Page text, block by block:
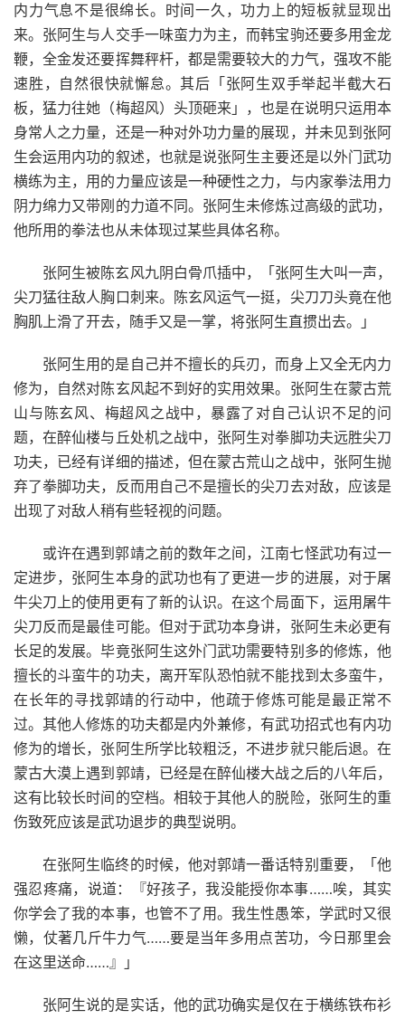
内力气息不是很绵长。时间一久，功力上的短板就显现出
来。张阿生与人交手一味蛮力为主，而韩宝驹还要多用金龙
鞭，全金发还要挥舞秤杆，都是需要较大的力气，强攻不能
速胜，自然很快就懈怠。其后「张阿生双手举起半截大石
板，猛力往她（梅超风）头顶砸来」，也是在说明只运用本
身常人之力量，还是一种对外功力量的展现，并未见到张阿
生会运用内功的叙述，也就是说张阿生主要还是以外门武功
横练为主，用的力量应该是一种硬性之力，与内家拳法用力
阴力绵力又带刚的力道不同。张阿生未修炼过高级的武功，
他所用的拳法也从未体现过某些具体名称。
张阿生被陈玄风九阴白骨爪插中，「张阿生大叫一声，
尖刀猛往敌人胸口刺来。陈玄风运气一挺，尖刀刀头竟在他
胸肌上滑了开去，随手又是一掌，将张阿生直掼出去。」
张阿生用的是自己并不擅长的兵刃，而身上又全无内力
修为，自然对陈玄风起不到好的实用效果。张阿生在蒙古荒
山与陈玄风、梅超风之战中，暴露了对自己认识不足的问
题，在醉仙楼与丘处机之战中，张阿生对拳脚功夫远胜尖刀
功夫，已经有详细的描述，但在蒙古荒山之战中，张阿生抛
弃了拳脚功夫，反而用自己不是擅长的尖刀去对敌，应该是
出现了对敌人稍有些轻视的问题。
或许在遇到郭靖之前的数年之间，江南七怪武功有过一
定进步，张阿生本身的武功也有了更进一步的进展，对于屠
牛尖刀上的使用更有了新的认识。在这个局面下，运用屠牛
尖刀反而是最佳可能。但对于武功本身讲，张阿生未必更有
长足的发展。毕竟张阿生这外门武功需要特别多的修炼，他
擅长的斗蛮牛的功夫，离开军队恐怕就不能找到太多蛮牛，
在长年的寻找郭靖的行动中，他疏于修炼可能是最正常不
过。其他人修炼的功夫都是内外兼修，有武功招式也有内功
修为的增长，张阿生所学比较粗泛，不进步就只能后退。在
蒙古大漠上遇到郭靖，已经是在醉仙楼大战之后的八年后，
这有比较长时间的空档。相较于其他人的脱险，张阿生的重
伤致死应该是武功退步的典型说明。
在张阿生临终的时候，他对郭靖一番话特别重要，「他
强忍疼痛，说道：『好孩子，我没能授你本事……唉，其实
你学会了我的本事，也管不了用。我生性愚笨，学武时又很
懒，仗著几斤牛力气……要是当年多用点苦功，今日那里会
在这里送命……』」
张阿生说的是实话，他的武功确实是仅在于横练铁布衫